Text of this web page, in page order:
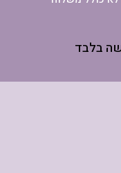
בלבד